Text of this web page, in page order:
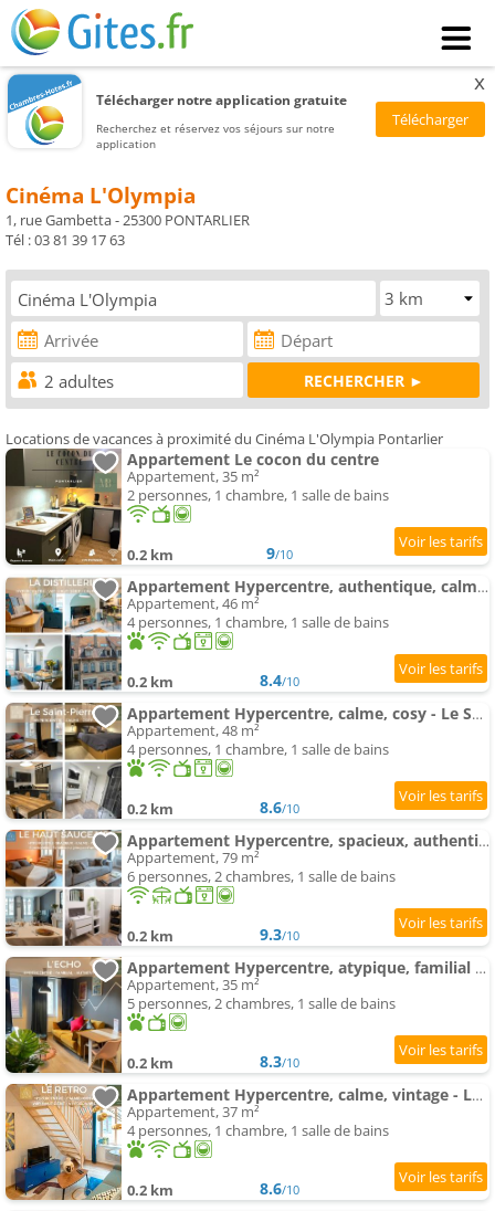
Télécharger notre application gratuite
Recherchez et réservez vos séjours sur notre
application
x
Cinéma L'Olympia
1, rue Gambetta - 25300 PONTARLIER
Tél : 03 81 39 17 63
Locations de vacances à proximité du Cinéma L'Olympia Pontarlier
Appartement Le cocon du centre
Appartement, 35 m²
2 personnes, 1 chambre, 1 salle de bains
0.2 km 9/10
Appartement Hypercentre, authentique, calme - La distillerie
Appartement, 46 m²
4 personnes, 1 chambre, 1 salle de bains
0.2 km 8.4/10
Appartement Hypercentre, calme, cosy - Le Saint-Pierre
Appartement, 48 m²
4 personnes, 1 chambre, 1 salle de bains
0.2 km 8.6/10
Appartement Hypercentre, spacieux, authentique - Le haut Saugeais
Appartement, 79 m²
6 personnes, 2 chambres, 1 salle de bains
0.2 km 9.3/10
Appartement Hypercentre, atypique, familial - L'écho
Appartement, 35 m²
5 personnes, 2 chambres, 1 salle de bains
0.2 km 8.3/10
Appartement Hypercentre, calme, vintage - Le Rétro
Appartement, 37 m²
4 personnes, 1 chambre, 1 salle de bains
0.2 km 8.6/10